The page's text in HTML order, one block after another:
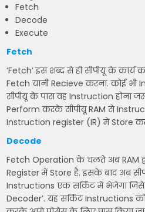
Fetch
Decode
Execute
Fetch
‘Fetch’ इस शब्द से ही सीपीयू के
Fetch यानी Recieve करना. कोई
सीपीयू के पास वह Instruction होना
Perform करके सीपीयू RAM से
Instruction register (IR) में Store
Decode
Fetch Operation के चलते अब RAM
Register में Store है. इसके बाद अब
Instructions एक सर्किट में भेजेगा
Decoder’. यह सर्किट Instructions